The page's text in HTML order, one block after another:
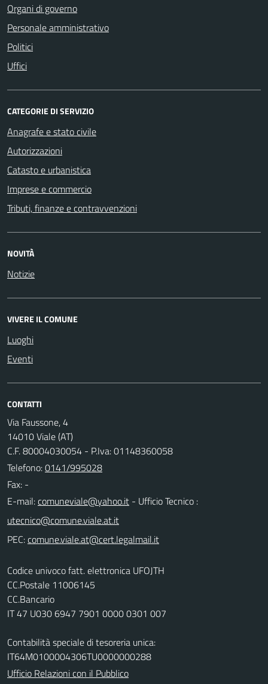
Organi di governo
Personale amministrativo
Politici
Uffici
CATEGORIE DI SERVIZIO
Anagrafe e stato civile
Autorizzazioni
Catasto e urbanistica
Imprese e commercio
Tributi, finanze e contravvenzioni
NOVITÀ
Notizie
VIVERE IL COMUNE
Luoghi
Eventi
CONTATTI
Via Faussone, 4
14010 Viale (AT)
C.F. 80004030054 - P.Iva: 01148360058
Telefono:0141/995028
Fax: -
E-mail:
- Ufficio Tecnico :
PEC:
Codice univoco fatt. elettronica UFOJTH
CC.Postale 11006145
CC.Bancario
IT 47 U030 6947 7901 0000 0301 007
Contabilità speciale di tesoreria unica:
IT64M0100004306TU0000000288
Ufficio Relazioni con il Pubblico